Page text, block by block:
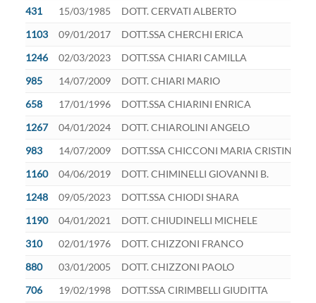
431
15/03/1985
DOTT. CERVATI ALBERTO
1103
09/01/2017
DOTT.SSA CHERCHI ERICA
1246
02/03/2023
DOTT.SSA CHIARI CAMILLA
985
14/07/2009
DOTT. CHIARI MARIO
658
17/01/1996
DOTT.SSA CHIARINI ENRICA
1267
04/01/2024
DOTT. CHIAROLINI ANGELO
983
14/07/2009
DOTT.SSA CHICCONI MARIA CRISTINA
1160
04/06/2019
DOTT. CHIMINELLI GIOVANNI B.
1248
09/05/2023
DOTT.SSA CHIODI SHARA
1190
04/01/2021
DOTT. CHIUDINELLI MICHELE
310
02/01/1976
DOTT. CHIZZONI FRANCO
880
03/01/2005
DOTT. CHIZZONI PAOLO
706
19/02/1998 DOTT.SSA CIRIMBELLI GIUDITTA